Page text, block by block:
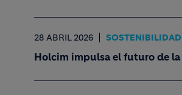
28 ABRIL 2026 SOSTENIBILIDAD
Holcim impulsa el futuro de